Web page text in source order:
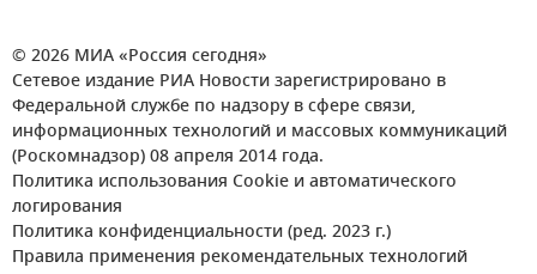
© 2026 МИА «Россия сегодня»
Сетевое издание РИА Новости зарегистрировано в
Федеральной службе по надзору в сфере связи,
информационных технологий и массовых коммуникаций
(Роскомнадзор) 08 апреля 2014 года.
Политика использования Cookie и автоматического
логирования
Политика конфиденциальности (ред. 2023 г.)
Правила применения рекомендательных технологий